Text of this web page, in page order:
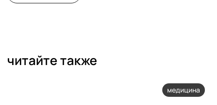
читайте также
медицина